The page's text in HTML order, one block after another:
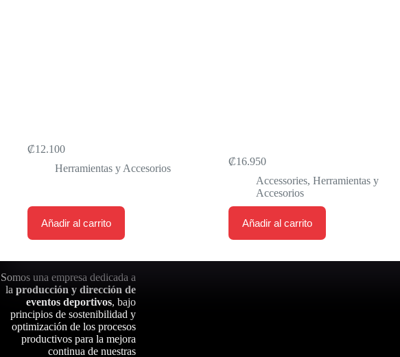
₡12.100
Herramientas y Accesorios
Añadir al carrito
₡16.950
Accessories,Herramientas y
Accesorios
Añadir al carrito
Somos una empresa dedicada a
la producción y dirección de
eventos deportivos, bajo
principios de sostenibilidad y
optimización de los procesos
productivos para la mejora
continua de nuestras